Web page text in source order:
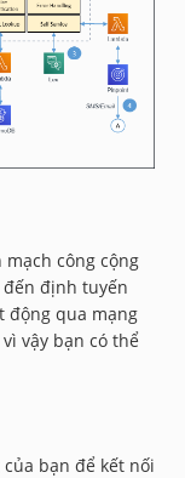
công cộng
đến định tuyến
động qua mạng
vậy bạn có thể
bạn để kết nối